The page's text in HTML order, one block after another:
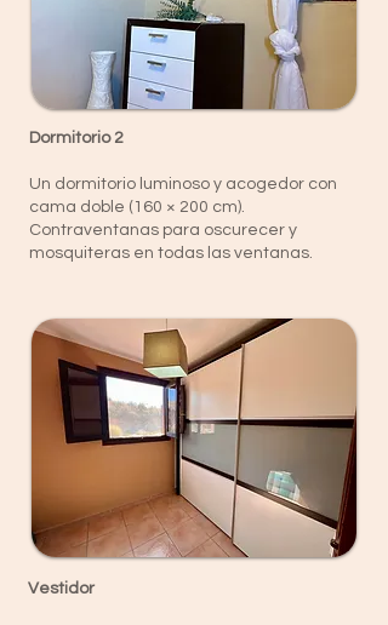
Dormitorio 2
Un dormitorio luminoso y acogedor con
cama doble (160 × 200 cm).
Contraventanas para oscurecer y
mosquiteras en todas las ventanas.
Vestidor